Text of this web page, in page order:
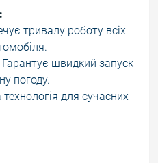
тривалу роботу всіх
швидкий запуск
погоду.
для сучасних